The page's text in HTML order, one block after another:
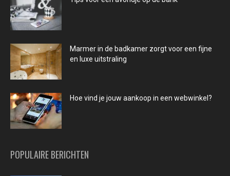
Marmer in de badkamer zorgt voor een fijne
en luxe uitstraling
Hoe vind je jouw aankoop in een webwinkel?
POPULAIRE BERICHTEN